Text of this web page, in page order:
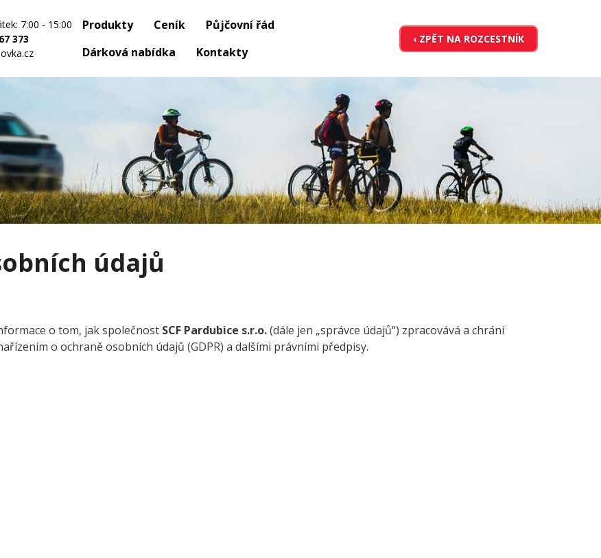
7:00 - 15:00
373
Produkty Ceník
Půjčovní řád
Dárková nabídka
Kontakty
‹ ZPĚT NA ROZCESTNÍK
údajů
o tom, jak společnost SCF Pardubice s.r.o.(dále jen „správce údajů“) zpracovává a chrání
o ochraně osobních údajů (GDPR) a dalšími právními předpisy.